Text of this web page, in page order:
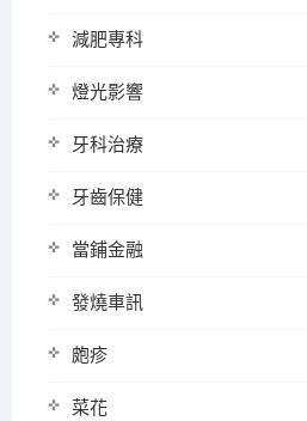
減肥專科
燈光影響
牙科治療
牙齒保健
當鋪金融
發燒車訊
皰疹
菜花